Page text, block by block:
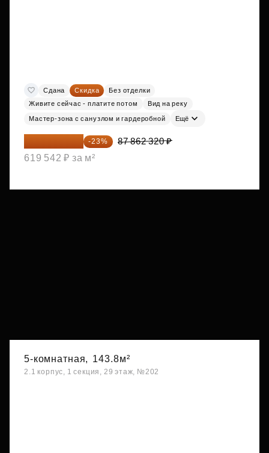
Сдана Скидка
Без отделки
Живите сейчас - платите потом
Вид на реку
Мастер-зона с санузлом и гардеробной Ещё
67 653 986 ₽ -23%
87 862 320 ₽
619 542 ₽ за м²
5-комнатная, 143.8м²
2.1 корпус, 1 секция, 29 этаж, №202